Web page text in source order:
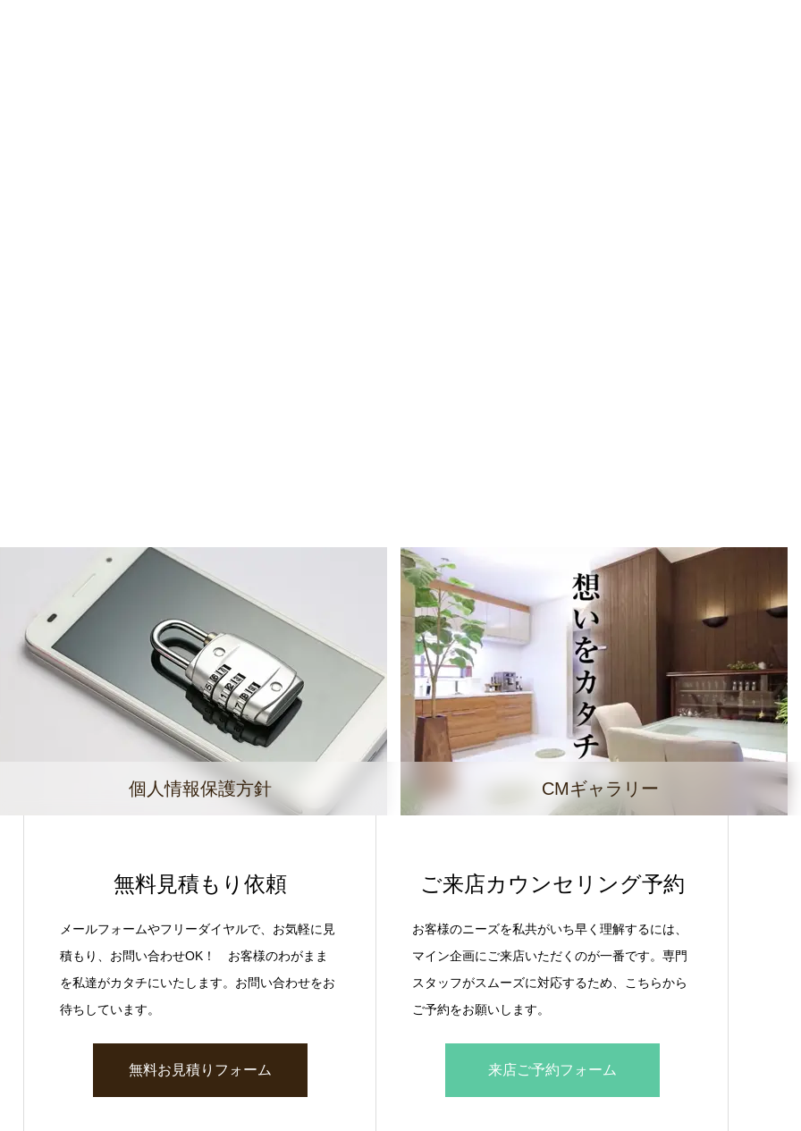
個人情報保護方針 CMギャラリー
無料見積もり依頼
メールフォームやフリーダイヤルで、お気軽に見
積もり、お問い合わせOK！ お客様のわがまま
を私達がカタチにいたします。お問い合わせをお
待ちしています。
無料お見積りフォーム
ご来店カウンセリング予約
お客様のニーズを私共がいち早く理解するには、
マイン企画にご来店いただくのが一番です。専門
スタッフがスムーズに対応するため、こちらから
ご予約をお願いします。
来店ご予約フォーム